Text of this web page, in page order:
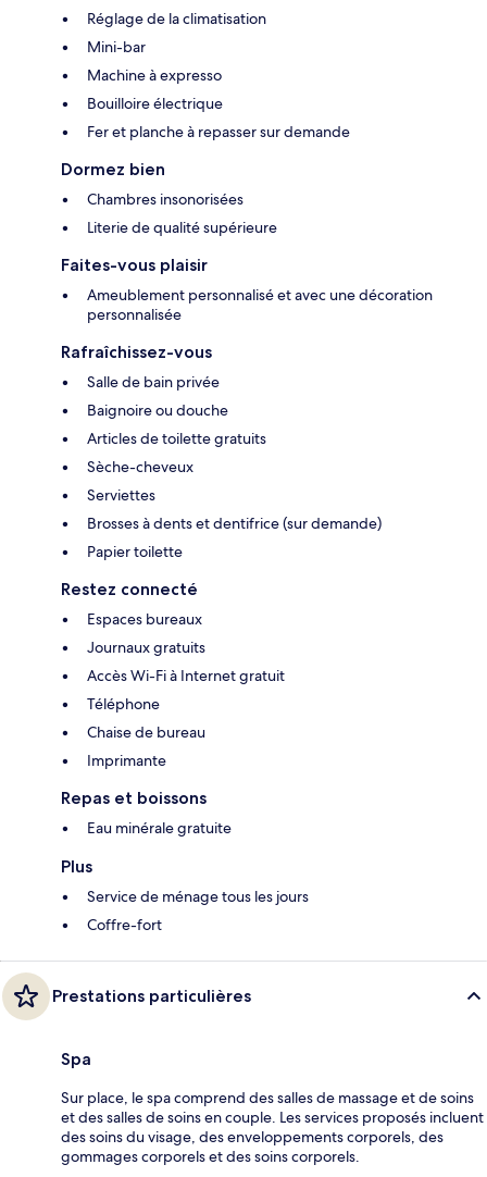
Réglage de la climatisation
Mini-bar
Machine à expresso
Bouilloire électrique
Fer et planche à repasser sur demande
Dormez bien
Chambres insonorisées
Literie de qualité supérieure
Faites-vous plaisir
Ameublement personnalisé et avec une décoration
personnalisée
Rafraîchissez-vous
Salle de bain privée
Baignoire ou douche
Articles de toilette gratuits
Sèche-cheveux
Serviettes
Brosses à dents et dentifrice (sur demande)
Papier toilette
Restez connecté
Espaces bureaux
Journaux gratuits
Accès Wi-Fi à Internet gratuit
Téléphone
Chaise de bureau
Imprimante
Repas et boissons
Eau minérale gratuite
Plus
Service de ménage tous les jours
Coffre-fort
Prestations particulières
Spa
Sur place, le spa comprend des salles de massage et de soins
et des salles de soins en couple. Les services proposés incluent
des soins du visage, des enveloppements corporels, des
gommages corporels et des soins corporels.